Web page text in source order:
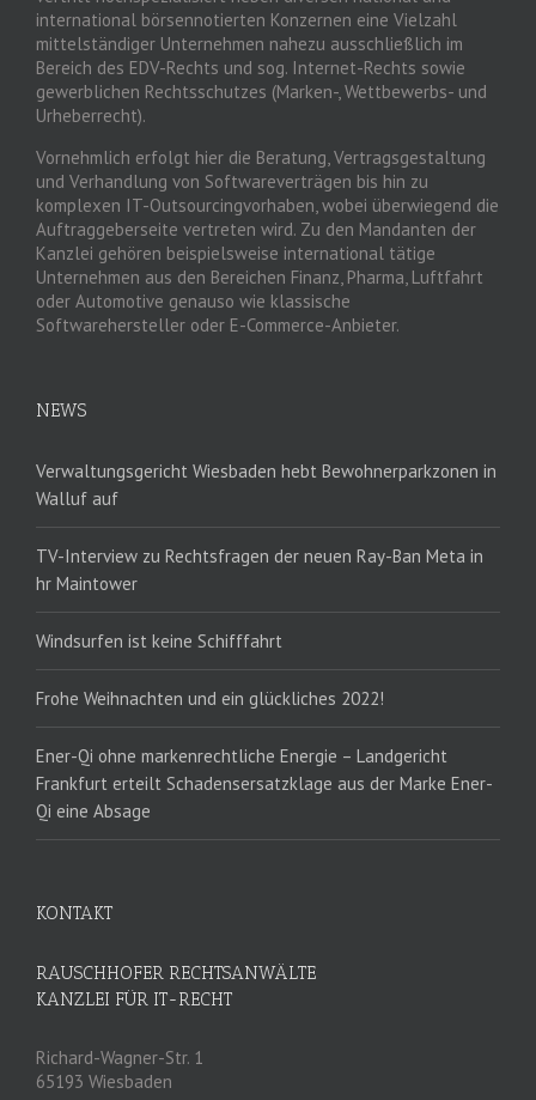
international börsennotierten Konzernen eine Vielzahl
mittelständiger Unternehmen nahezu ausschließlich im
Bereich des EDV-Rechts und sog. Internet-Rechts sowie
gewerblichen Rechtsschutzes (Marken-, Wettbewerbs- und
Urheberrecht).
Vornehmlich erfolgt hier die Beratung, Vertragsgestaltung
und Verhandlung von Softwareverträgen bis hin zu
komplexen IT-Outsourcingvorhaben, wobei überwiegend die
Auftraggeberseite vertreten wird. Zu den Mandanten der
Kanzlei gehören beispielsweise international tätige
Unternehmen aus den Bereichen Finanz, Pharma, Luftfahrt
oder Automotive genauso wie klassische
Softwarehersteller oder E-Commerce-Anbieter.
NEWS
Verwaltungsgericht Wiesbaden hebt Bewohnerparkzonen in
Walluf auf
TV-Interview zu Rechtsfragen der neuen Ray-Ban Meta in
hr Maintower
Windsurfen ist keine Schifffahrt
Frohe Weihnachten und ein glückliches 2022!
Ener-Qi ohne markenrechtliche Energie – Landgericht
Frankfurt erteilt Schadensersatzklage aus der Marke Ener-
Qi eine Absage
KONTAKT
RAUSCHHOFER RECHTSANWÄLTE
KANZLEI FÜR IT-RECHT
Richard-Wagner-Str. 1
65193 Wiesbaden